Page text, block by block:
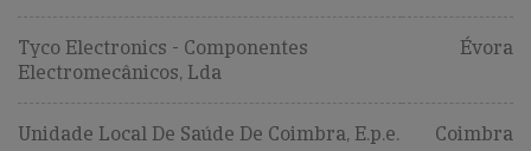
Tyco Electronics - Componentes
Electromecânicos, Lda
Évora
Unidade Local De Saúde De Coimbra, E.p.e. Coimbra